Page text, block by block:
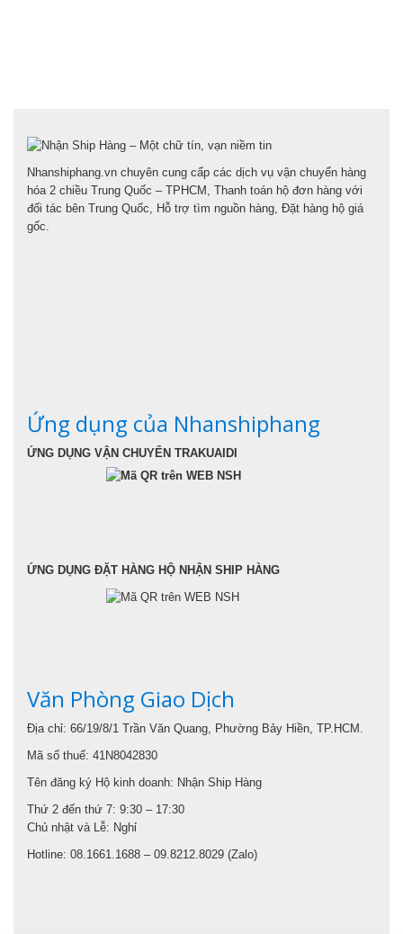
Nhanshiphang.vn chuyên cung cấp các dịch vụ vận chuyển hàng
hóa 2 chiều Trung Quốc – TPHCM, Thanh toán hộ đơn hàng với
đối tác bên Trung Quốc, Hỗ trợ tìm nguồn hàng, Đặt hàng hộ giá
gốc.
Ứng dụng của Nhanshiphang
ỨNG DỤNG VẬN CHUYỂN TRAKUAIDI
ỨNG DỤNG ĐẶT HÀNG HỘ NHẬN SHIP HÀNG
Văn Phòng Giao Dịch
Địa chỉ: 66/19/8/1 Trần Văn Quang, Phường Bảy Hiền, TP.HCM.
Mã số thuế: 41N8042830
Tên đăng ký Hộ kinh doanh: Nhận Ship Hàng
Thứ 2 đến thứ 7: 9:30 – 17:30
Chủ nhật và Lễ: Nghỉ
Hotline: 08.1661.1688 – 09.8212.8029 (Zalo)